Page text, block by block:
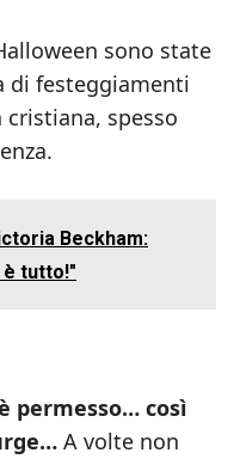
sono state
di festeggiamenti
spesso
Beckham:
è tutto!"
permesso… così
A volte non